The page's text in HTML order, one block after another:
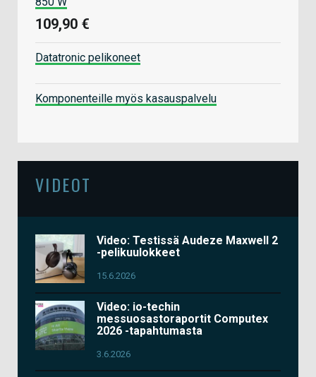
109,90 €
Datatronic pelikoneet
Komponenteille myös kasauspalvelu
VIDEOT
Video: Testissä Audeze Maxwell 2
-pelikuulokkeet
15.6.2026
Video: io-techin
messuosastoraportit Computex
2026 -tapahtumasta
3.6.2026